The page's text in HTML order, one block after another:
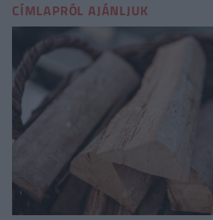
CÍMLAPRÓL AJÁNLJUK